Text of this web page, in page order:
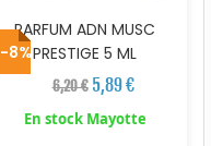
PARFUM ADN MUSC
PRESTIGE 5 ML
6,20 € 5,89 €
En stock Mayotte
-8%